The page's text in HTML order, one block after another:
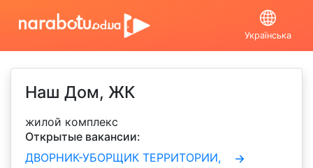
Українська
Наш Дом, ЖК
жилой комплекс
Открытые вакансии:
ДВОРНИК-УБОРЩИК ТЕРРИТОРИИ,